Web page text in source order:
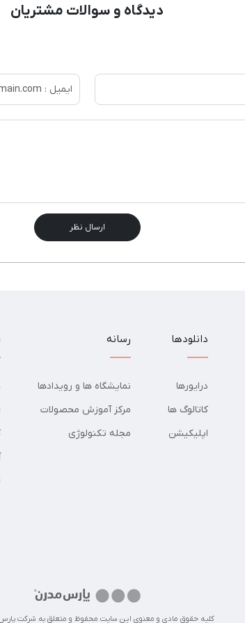
دیدگاه و سوالات مشتریان
ارسال نظر
دانلودها
درایورها
کاتالوگ ها
اپلیکیشن
رسانه
نمایشگاه ها و رویدادها
مرکز آموزش محصولات
مجله تکنولوژی
کلیه حقوق مادی و معنوی این سایت محفوظ و متعلق به شرکت